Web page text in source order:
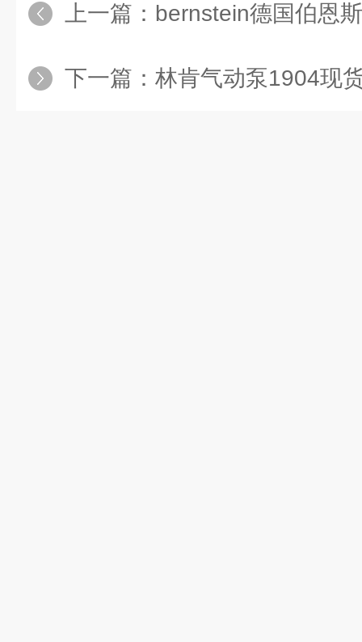
上一篇： bernstein德国伯恩斯
下一篇： 林肯气动泵1904现